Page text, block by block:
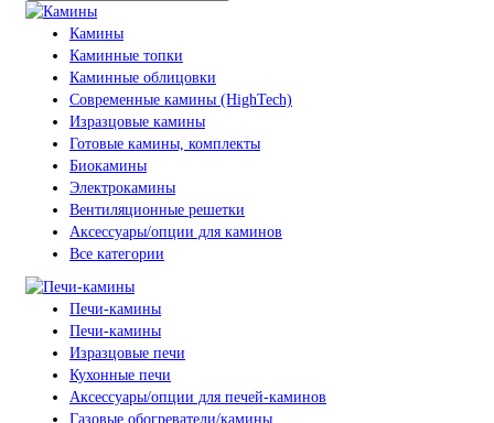
Камины
Каминные топки
Каминные облицовки
Современные камины (HighTech)
Изразцовые камины
Готовые камины, комплекты
Биокамины
Электрокамины
Вентиляционные решетки
Аксессуары/опции для каминов
Все категории
Печи-камины
Печи-камины
Изразцовые печи
Кухонные печи
Аксессуары/опции для печей-каминов
Газовые обогреватели/камины